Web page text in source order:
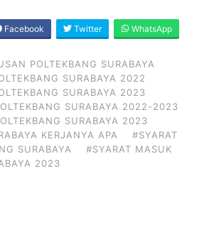
Facebook Twitter WhatsApp
POLTEKBANG SURABAYA
SURABAYA 2022
SURABAYA 2023
SURABAYA 2022-2023
SURABAYA 2023
KERJANYA APA
#SYARAT
SURABAYA
#SYARAT MASUK
2023